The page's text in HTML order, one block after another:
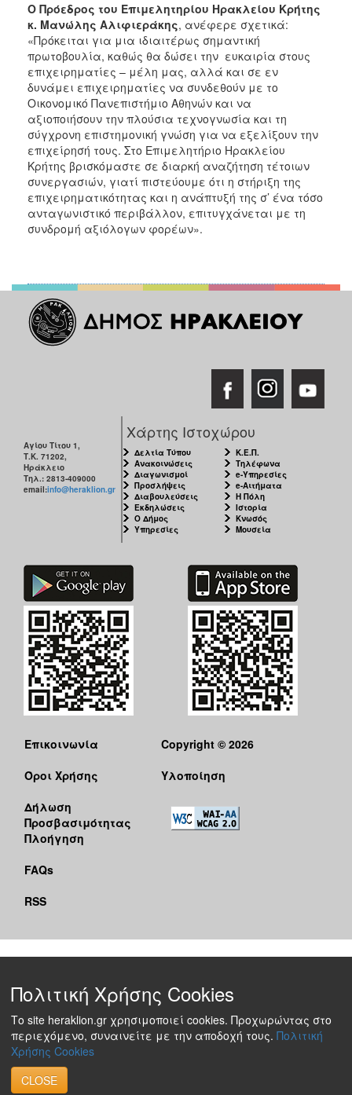
Ο Πρόεδρος του Επιμελητηρίου Ηρακλείου Κρήτης
κ. Μανώλης Αλιφιεράκης, ανέφερε σχετικά:
«Πρόκειται για μια ιδιαιτέρως σημαντική
πρωτοβουλία, καθώς θα δώσει την ευκαιρία στους
επιχειρηματίες – μέλη μας, αλλά και σε εν
δυνάμει επιχειρηματίες να συνδεθούν με το
Οικονομικό Πανεπιστήμιο Αθηνών και να
αξιοποιήσουν την πλούσια τεχνογνωσία και τη
σύγχρονη επιστημονική γνώση για να εξελίξουν την
επιχείρησή τους. Στο Επιμελητήριο Ηρακλείου
Κρήτης βρισκόμαστε σε διαρκή αναζήτηση τέτοιων
συνεργασιών, γιατί πιστεύουμε ότι η στήριξη της
επιχειρηματικότητας και η ανάπτυξή της σ’ ένα τόσο
ανταγωνιστικό περιβάλλον, επιτυγχάνεται με τη
συνδρομή αξιόλογων φορέων».
Αγίου Τίτου 1,
Τ.Κ. 71202,
Ηράκλειο
Τηλ.: 2813-409000
email:info@heraklion.gr
Χάρτης Ιστοχώρου
Δελτία Τύπου
Ανακοινώσεις
Διαγωνισμοί
Προσλήψεις
Διαβουλεύσεις
Εκδηλώσεις
Ο Δήμος
Υπηρεσίες
Κ.Ε.Π.
Τηλέφωνα
e-Υπηρεσίες
e-Αιτήματα
Η Πόλη
Ιστορία
Κνωσός
Μουσεία
Επικοινωνία
Όροι Χρήσης
Δήλωση
Προσβασιμότητας
Πλοήγηση
FAQs
RSS
Copyright © 2026
Υλοποίηση
Πολιτική Χρήσης Cookies
Το site heraklion.gr χρησιμοποιεί cookies. Προχωρώντας στο
περιεχόμενο, συναινείτε με την αποδοχή τους. Πολιτική
Χρήσης Cookies
CLOSE